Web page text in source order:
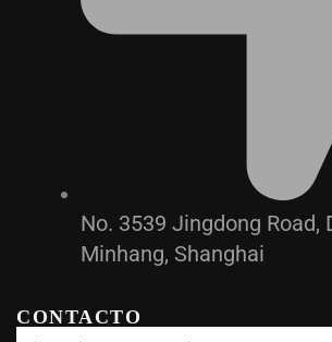
No. 3539 Jingdong Road,
Minhang, Shanghai
CONTACTO